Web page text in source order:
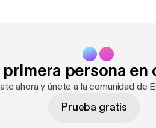
primera persona en
ahora y únete a la comunidad de
Prueba gratis